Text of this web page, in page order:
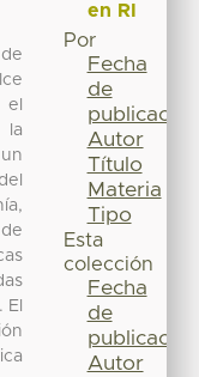
la
El
en RI
Por
Fecha
de
publicación
Autor
Título
Materia
Tipo
Esta
colección
Fecha
de
publicación
Autor